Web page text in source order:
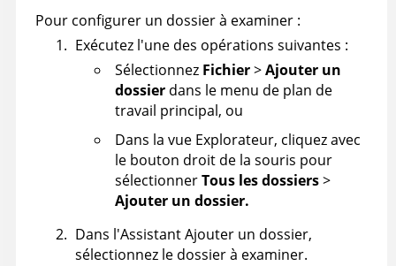
Pour configurer un dossier à examiner :
Exécutez l'une des opérations suivantes :
Sélectionnez Fichier>Ajouter un
dossier dans le menu de plan de
travail principal, ou
Dans la vue Explorateur, cliquez avec
le bouton droit de la souris pour
sélectionnerTous les dossiers>
Ajouter un dossier.
Dans l'Assistant Ajouter un dossier,
sélectionnez le dossier à examiner.